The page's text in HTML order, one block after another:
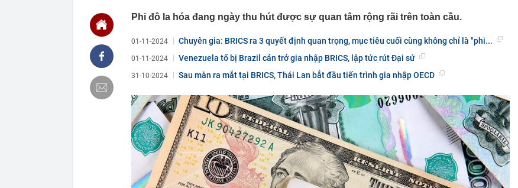
12:03
Ô tô đỗ qua đêm ở khu đô thị bị trộm mất 2 bánh
nào nhiều nhất?
11:59
Áp thấp nhiệt đới hình thành ngay trên Vịnh Bắc Bộ
một năm thi công khiến nhiều người bất ngờ
11:50
Việt Nam có 1 đại học vùng vừa đạt doanh thu 2.200 tỷ đồng, trả lương
516 tỷ đồng/năm, quy tụ đến 2.443 Thạc sĩ, Tiến sĩ, Phó Giáo sư, Giáo
sư
11:46
Doanh nghiệp địa ốc tập trung vào giá trị thực của thị trường
11:44
Khu Đông TP. Hồ Chí Minh sắp có hàng ngàn căn hộ cao cấp ra thị
trường quý III/2026
Phi đô la hóa đang ngày thu hút được sự quan tâm rộng rãi trên toàn cầu.
01-11-2024 Chuyên gia: BRICS ra 3 quyết định quan trọng, mục tiêu cuối cùng không chỉ là "phi...
01-11-2024 Venezuela tố bị Brazil cản trở gia nhập BRICS, lập tức rút Đại sứ
31-10-2024 Sau màn ra mắt tại BRICS, Thái Lan bắt đầu tiến trình gia nhập OECD